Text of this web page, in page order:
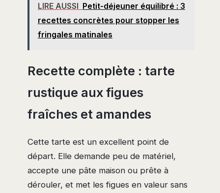
LIRE AUSSI Petit-déjeuner équilibré : 3
recettes concrètes pour stopper les
fringales matinales
Recette complète : tarte
rustique aux figues
fraîches et amandes
Cette tarte est un excellent point de
départ. Elle demande peu de matériel,
accepte une pâte maison ou prête à
dérouler, et met les figues en valeur sans